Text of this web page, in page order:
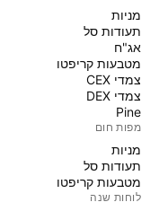
מניות‏
תעודות סל
אג"ח
מטבעות קריפטו
צמדי CEX
צמדי DEX
Pine
מפות חום
מניות‏
תעודות סל
מטבעות קריפטו
לוחות שנה